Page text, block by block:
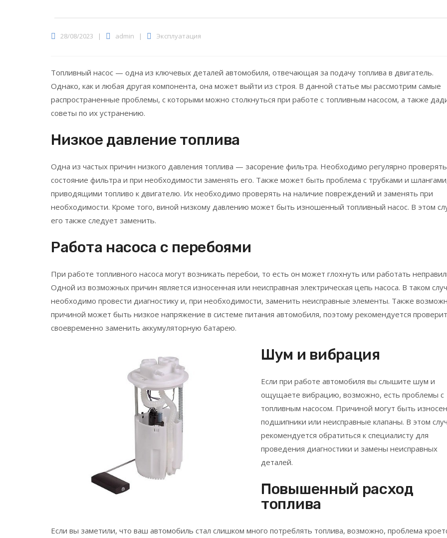
28/08/2023 | admin | Эксплуатация
Топливный насос — одна из ключевых деталей автомобиля, отвечающая за подачу топлива в двигатель.
Однако, как и любая другая компонента, она может выйти из строя. В данной статье мы рассмотрим самые
распространенные проблемы, с которыми можно столкнуться при работе с топливным насосом, а также
советы по их устранению.
Низкое давление топлива
Одна из частых причин низкого давления топлива — засорение фильтра. Необходимо регулярно проверять
состояние фильтра и при необходимости заменять его. Также может быть проблема с трубками и
приводящими топливо к двигателю. Их необходимо проверять на наличие повреждений и заменять при
необходимости. Кроме того, виной низкому давлению может быть изношенный топливный насос. В этом
его также следует заменить.
Работа насоса с перебоями
При работе топливного насоса могут возникать перебои, то есть он может глохнуть или работать
Одной из возможных причин является износенная или неисправная электрическая цепь насоса. В таком
необходимо провести диагностику и, при необходимости, заменить неисправные элементы. Также
причиной может быть низкое напряжение в системе питания автомобиля, поэтому рекомендуется
своевременно заменить аккумуляторную батарею.
Шум и вибрация
Если при работе автомобиля вы слышите шум и
ощущаете вибрацию, возможно, есть проблемы с
топливным насосом. Причиной могут быть
подшипники или неисправные клапаны. В этом
рекомендуется обратиться к специалисту для
проведения диагностики и замены неисправных
деталей.
Повышенный расход
топлива
Если вы заметили, что ваш автомобиль стал слишком много потреблять топлива, возможно, проблема